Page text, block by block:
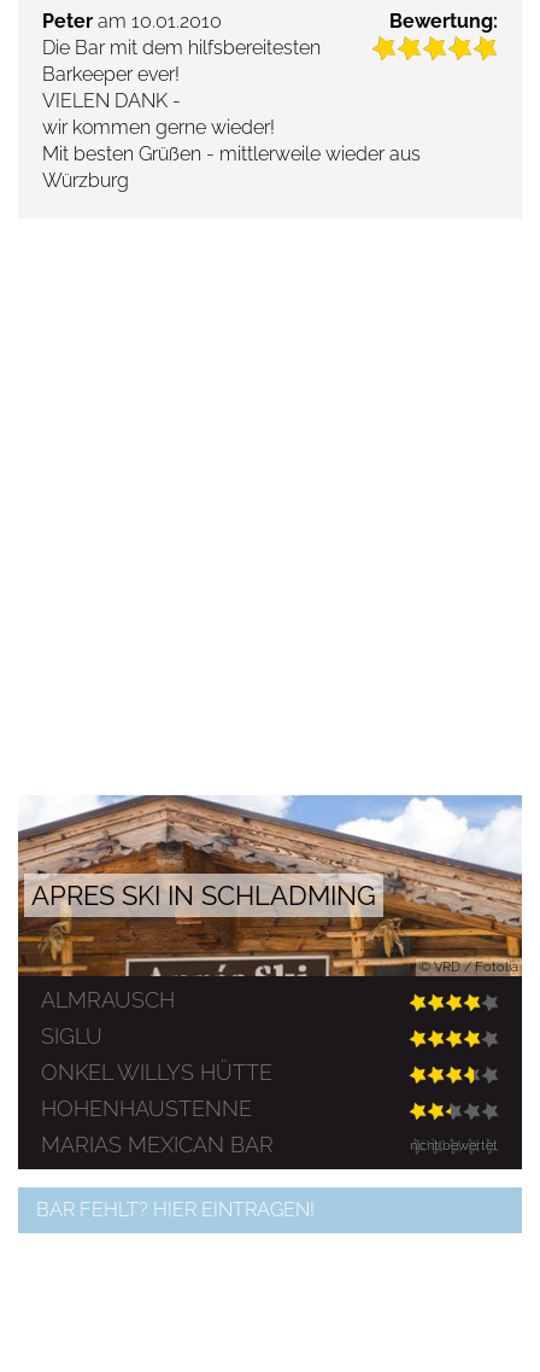
Bewertung:
Peter am 10.01.2010
Die Bar mit dem hilfsbereitesten
Barkeeper ever!
VIELEN DANK -
wir kommen gerne wieder!
Mit besten Grüßen - mittlerweile wieder aus
Würzburg
© VRD / Fotolia
APRES SKI IN SCHLADMING
ALMRAUSCH
SIGLU
ONKEL WILLYS HÜTTE
HOHENHAUSTENNE
nicht bewertet
MARIAS MEXICAN BAR
BAR FEHLT? HIER EINTRAGEN!